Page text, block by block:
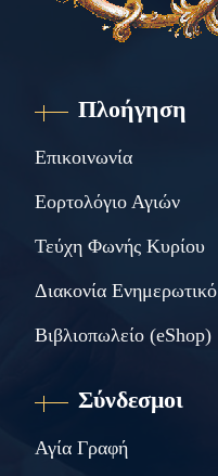
Πλοήγηση
Επικοινωνία
Εορτολόγιο Αγιών
Τεύχη Φωνής Κυρίου
Διακονία Ενημερωτικό
Βιβλιοπωλείο (eShop)
Σύνδεσμοι
Αγία Γραφή